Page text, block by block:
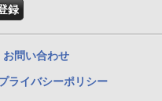
録
お問い合わせ
ライバシーポリシー